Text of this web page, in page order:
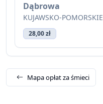
Dąbrowa
KUJAWSKO-POMORSKIE
28,00 zł
Mapa opłat za śmieci